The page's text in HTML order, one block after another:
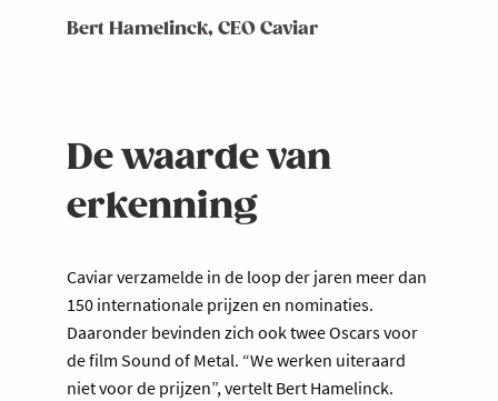
Bert Hamelinck, CEO Caviar
De waarde van
erkenning
Caviar verzamelde in de loop der jaren meer dan
150 internationale prijzen en nominaties.
Daaronder bevinden zich ook twee Oscars voor
de film Sound of Metal. “We werken uiteraard
niet voor de prijzen”, vertelt Bert Hamelinck.